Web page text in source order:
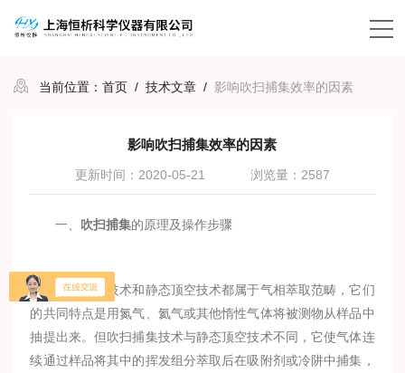
当前位置：首页 /技术文章 / 影响吹扫捕集效率的因素
影响吹扫捕集效率的因素
更新时间：2020-05-21 浏览量：2587
一、 吹扫捕集的原理及操作步骤
吹扫捕集技术和静态顶空技术都属于气相萃取范畴，它们
的共同特点是用氮气、氦气或其他惰性气体将被测物从样品中
抽提出来。但吹扫捕集技术与静态顶空技术不同，它使气体连
续通过样品将其中的挥发组分萃取后在吸附剂或冷阱中捕集，